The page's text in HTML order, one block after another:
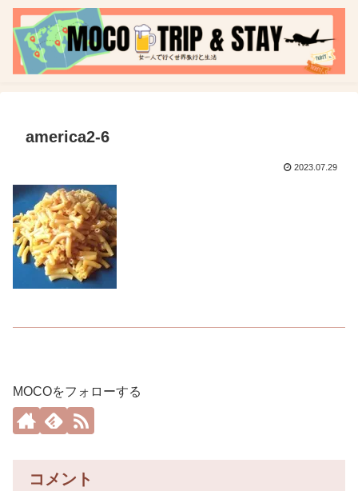
america2-6
2023.07.29
MOCOをフォローする
コメント